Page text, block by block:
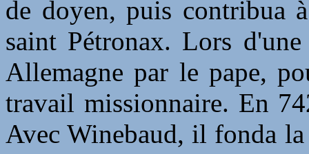
de doyen, puis contribua
saint Pétronax. Lors
Allemagne par le pape,
travail missionnaire. En
Avec Winebaud, il fonda